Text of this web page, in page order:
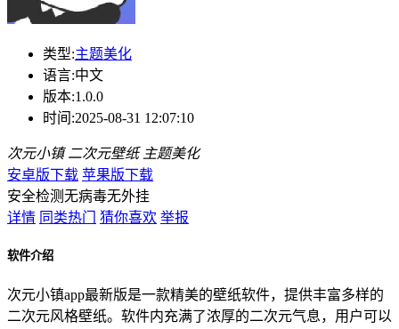
类型:主题美化
语言:中文
版本:1.0.0
时间:2025-08-31 12:07:10
次元小镇 二次元壁纸 主题美化
安卓版下载 苹果版下载
安全检测无病毒无外挂
详情 同类热门 猜你喜欢 举报
软件介绍
次元小镇app最新版是一款精美的壁纸软件，提供丰富多样的
二次元风格壁纸。软件内充满了浓厚的二次元气息，用户可以